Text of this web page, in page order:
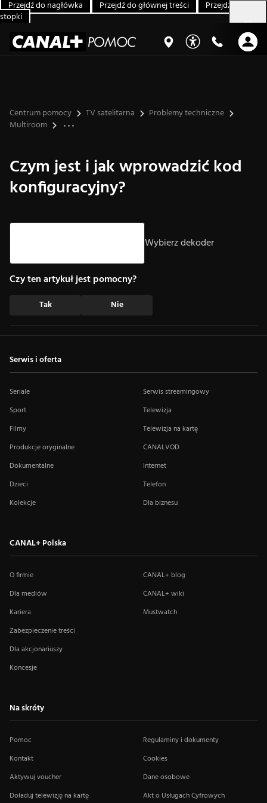
Przejdź do nagłówka Przejdź do głównej treści
Przejdź do
stopki
Centrum pomocy TV satelitarna
Problemy techniczne
Multiroom
Czym jest i jak wprowadzić kod
konfiguracyjny?
Wybierz dekoder
Strzałki góra/dół – nawigacja, Enter – wybór.
Czy ten artykuł jest pomocny?
Tak Nie
Serwis i oferta
Seriale
Sport
Filmy
Produkcje oryginalne
Dokumentalne
Dzieci
Kolekcje
Serwis streamingowy
Telewizja
Telewizja na kartę
CANALVOD
Internet
Telefon
Dla biznesu
CANAL+ Polska
O firmie
Dla mediów
Kariera
Zabezpieczenie treści
Dla akcjonariuszy
Koncesje
CANAL+ blog
CANAL+ wiki
Mustwatch
Na skróty
Pomoc
Kontakt
Aktywuj voucher
Doładuj telewizję na kartę
Regulaminy i dokumenty
Cookies
Dane osobowe
Akt o Usługach Cyfrowych